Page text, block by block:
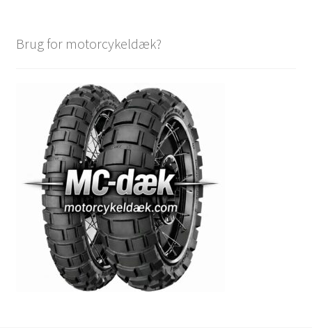
Brug for motorcykeldæk?